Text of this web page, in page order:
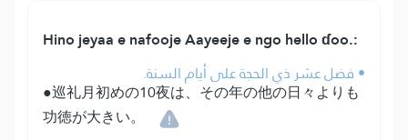
Hino jeyaa e nafooje Aayeeje e ngo hello ɗoo.:
• فضل عشر ذي الحجة على أيام السنة.
●巡礼月初めの10夜は、その年の他の日々よりも
功徳が大きい。